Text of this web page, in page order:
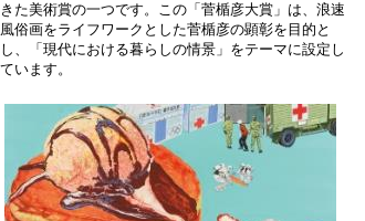
きた美術賞の一つです。この「菅楯彦大賞」は、浪速
風俗画をライフワークとした菅楯彦の顕彰を目的と
し、「現代における暮らしの情景」をテーマに設定し
ています。